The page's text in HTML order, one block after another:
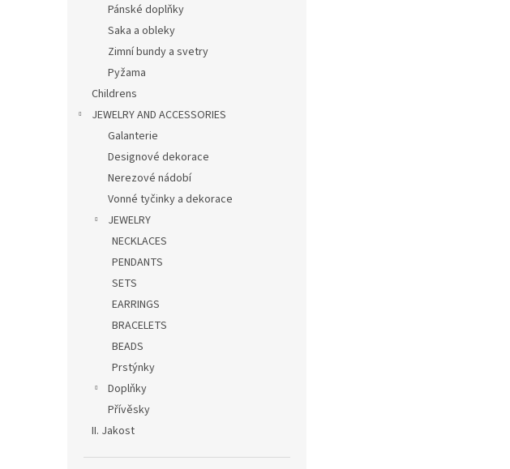
Pánské doplňky
Saka a obleky
Zimní bundy a svetry
Pyžama
Childrens
JEWELRY AND ACCESSORIES
Galanterie
Designové dekorace
Nerezové nádobí
Vonné tyčinky a dekorace
JEWELRY
NECKLACES
PENDANTS
SETS
EARRINGS
BRACELETS
BEADS
Prstýnky
Doplňky
Přívěsky
II. Jakost